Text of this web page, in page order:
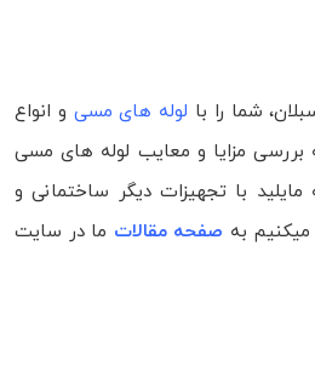
شما را با لوله های مسی و انواع
مزایا و معایب لوله های مسی
با تجهیزات دیگر ساختمانی و
به صفحه مقالات ما در سایت